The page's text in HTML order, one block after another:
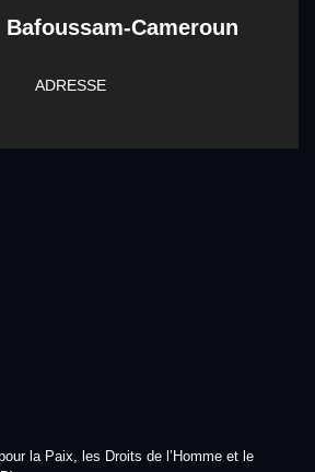
Bafoussam-Cameroun
ADRESSE
la Paix, les Droits de l’Homme et le